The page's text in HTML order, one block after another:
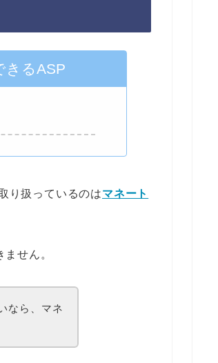
きるASP
り扱っているのはマネート
せん。
なら、マネ